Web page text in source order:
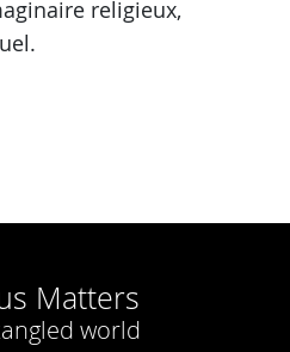
religieux,
Matters
world